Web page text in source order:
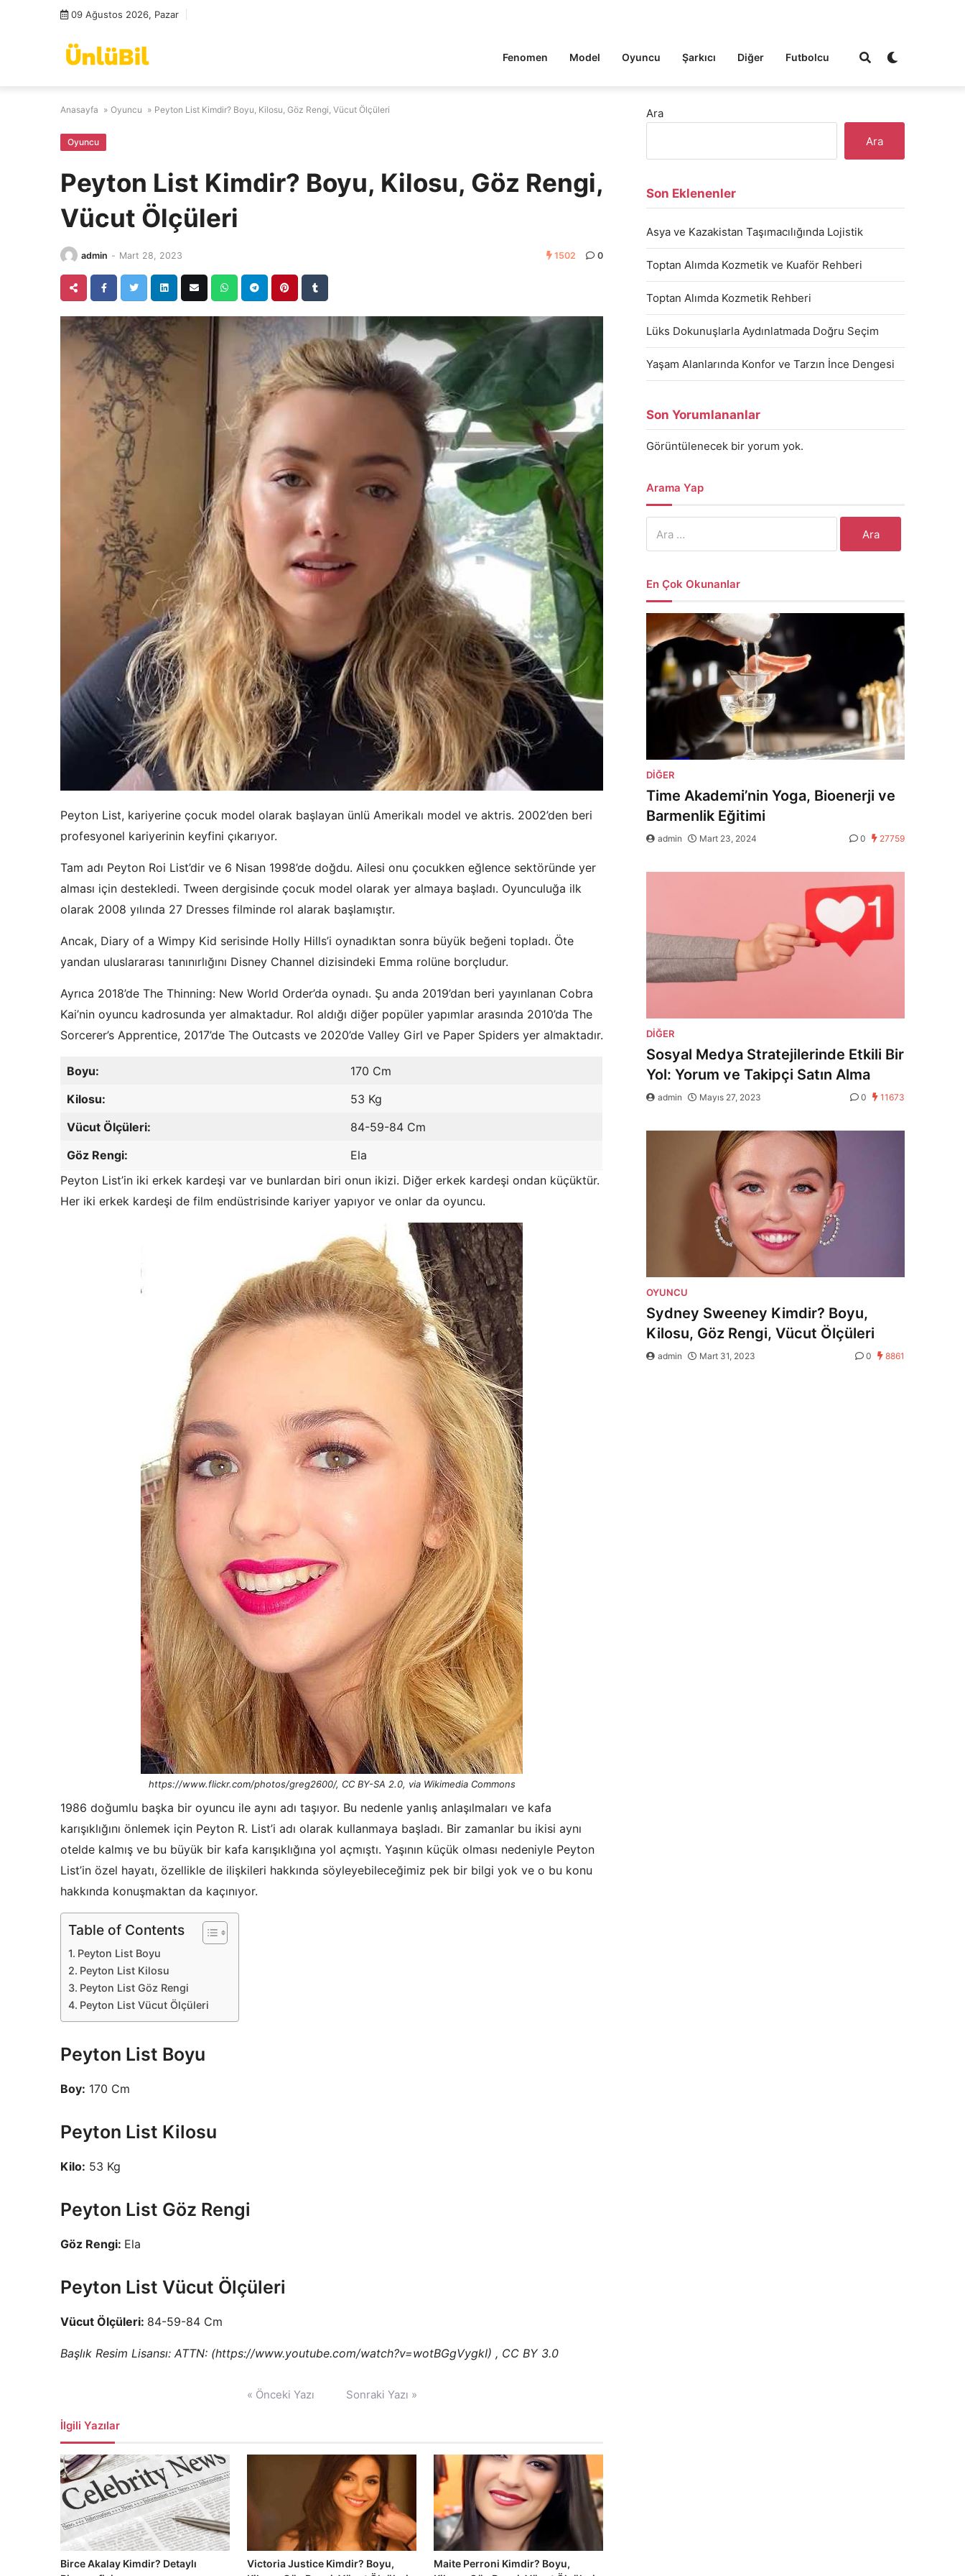
09 Ağustos 2026, Pazar
Fenomen Model Oyuncu Şarkıcı Diğer Futbolcu
Anasayfa » Oyuncu » Peyton List Kimdir? Boyu, Kilosu, Göz Rengi, Vücut Ölçüleri
Oyuncu
Peyton List Kimdir? Boyu, Kilosu, Göz Rengi,
Vücut Ölçüleri
admin - Mart 28, 2023 1502 0
Peyton List, kariyerine çocuk model olarak başlayan ünlü Amerikalı model ve aktris. 2002’den beri
profesyonel kariyerinin keyfini çıkarıyor.
Tam adı Peyton Roi List’dir ve 6 Nisan 1998’de doğdu. Ailesi onu çocukken eğlence sektöründe yer
alması için destekledi. Tween dergisinde çocuk model olarak yer almaya başladı. Oyunculuğa ilk
olarak 2008 yılında 27 Dresses filminde rol alarak başlamıştır.
Ancak, Diary of a Wimpy Kid serisinde Holly Hills’i oynadıktan sonra büyük beğeni topladı. Öte
yandan uluslararası tanınırlığını Disney Channel dizisindeki Emma rolüne borçludur.
Ayrıca 2018’de The Thinning: New World Order’da oynadı. Şu anda 2019’dan beri yayınlanan Cobra
Kai’nin oyuncu kadrosunda yer almaktadur. Rol aldığı diğer popüler yapımlar arasında 2010’da The
Sorcerer’s Apprentice, 2017’de The Outcasts ve 2020’de Valley Girl ve Paper Spiders yer almaktadır.
Boyu:
170 Cm
Kilosu:
53 Kg
Vücut Ölçüleri:
84-59-84 Cm
Göz Rengi:
Ela
Peyton List’in iki erkek kardeşi var ve bunlardan biri onun ikizi. Diğer erkek kardeşi ondan küçüktür.
Her iki erkek kardeşi de film endüstrisinde kariyer yapıyor ve onlar da oyuncu.
https://www.flickr.com/photos/greg2600/, CC BY-SA 2.0, via Wikimedia Commons
1986 doğumlu başka bir oyuncu ile aynı adı taşıyor. Bu nedenle yanlış anlaşılmaları ve kafa
karışıklığını önlemek için Peyton R. List’i adı olarak kullanmaya başladı. Bir zamanlar bu ikisi aynı
otelde kalmış ve bu büyük bir kafa karışıklığına yol açmıştı. Yaşının küçük olması nedeniyle Peyton
List’in özel hayatı, özellikle de ilişkileri hakkında söyleyebileceğimiz pek bir bilgi yok ve o bu konu
hakkında konuşmaktan da kaçınıyor.
Table of Contents
Peyton List Boyu
Peyton List Kilosu
Peyton List Göz Rengi
Peyton List Vücut Ölçüleri
Peyton List Boyu
Boy: 170 Cm
Peyton List Kilosu
Kilo: 53 Kg
Peyton List Göz Rengi
Göz Rengi: Ela
Peyton List Vücut Ölçüleri
Vücut Ölçüleri: 84-59-84 Cm
Başlık Resim Lisansı: ATTN: (https://www.youtube.com/watch?v=wotBGgVygkI) , CC BY 3.0
« Önceki Yazı Sonraki Yazı »
İlgili Yazılar
Birce Akalay Kimdir? Detaylı
Victoria Justice Kimdir? Boyu,
Maite Perroni Kimdir? Boyu,
Ara
Ara
Son Eklenenler
Asya ve Kazakistan Taşımacılığında Lojistik
Toptan Alımda Kozmetik ve Kuaför Rehberi
Toptan Alımda Kozmetik Rehberi
Lüks Dokunuşlarla Aydınlatmada Doğru Seçim
Yaşam Alanlarında Konfor ve Tarzın İnce Dengesi
Son Yorumlananlar
Görüntülenecek bir yorum yok.
Arama Yap
En Çok Okunanlar
DIĞER
Time Akademi’nin Yoga, Bioenerji ve
Barmenlik Eğitimi
admin Mart 23, 2024 0 27759
DIĞER
Sosyal Medya Stratejilerinde Etkili Bir
Yol: Yorum ve Takipçi Satın Alma
admin Mayıs 27, 2023 0 11673
OYUNCU
Sydney Sweeney Kimdir? Boyu,
Kilosu, Göz Rengi, Vücut Ölçüleri
admin Mart 31, 2023 0 8861